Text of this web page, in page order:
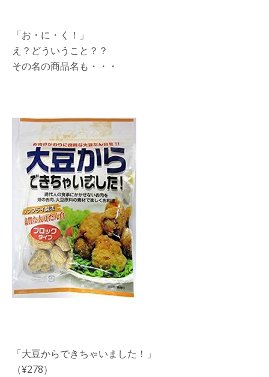
「お・に・く！」
え？どういうこと？？
その名の商品名も・・・
「大豆からできちゃいました！」
（¥278）